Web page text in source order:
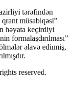
tərəfindən
müsabiqəsi”
həyata keçirdiyi
formalaşdırılması”
əlavə ediımiş,
reserved.